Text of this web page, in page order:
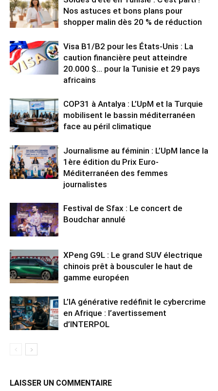
Nos astuces et bons plans pour
shopper malin dès 20 % de réduction
Visa B1/B2 pour les États-Unis : La
caution financière peut atteindre
20.000 $… pour la Tunisie et 29 pays
africains
COP31 à Antalya : L’UpM et la Turquie
mobilisent le bassin méditerranéen
face au péril climatique
Journalisme au féminin : L’UpM lance la
1ère édition du Prix Euro-
Méditerranéen des femmes
journalistes
Festival de Sfax : Le concert de
Boudchar annulé
XPeng G9L : Le grand SUV électrique
chinois prêt à bousculer le haut de
gamme européen
L’IA générative redéfinit le cybercrime
en Afrique : l’avertissement
d’INTERPOL
LAISSER UN COMMENTAIRE